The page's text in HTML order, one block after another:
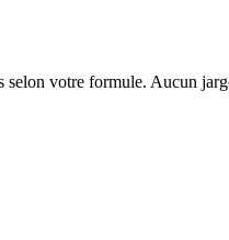
selon votre formule. Aucun